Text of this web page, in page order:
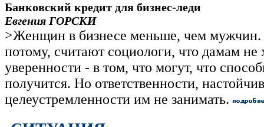
Банковский кредит для бизнес-леди
Евгения ГОРСКИ
>Женщин в бизнесе меньше, чем
потому, считают социологи, что дамам не
уверенности - в том, что могут, что
получится. Но ответственности,
целеустремленности им не занимать.